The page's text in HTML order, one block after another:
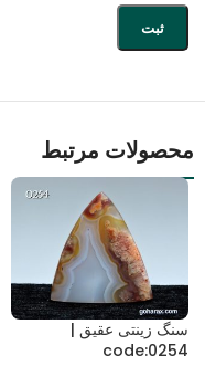
محصولات مرتبط
سنگ زینتی عقیق |
code:0254